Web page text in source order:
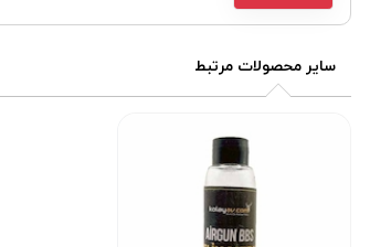
سایر محصولات مرتبط